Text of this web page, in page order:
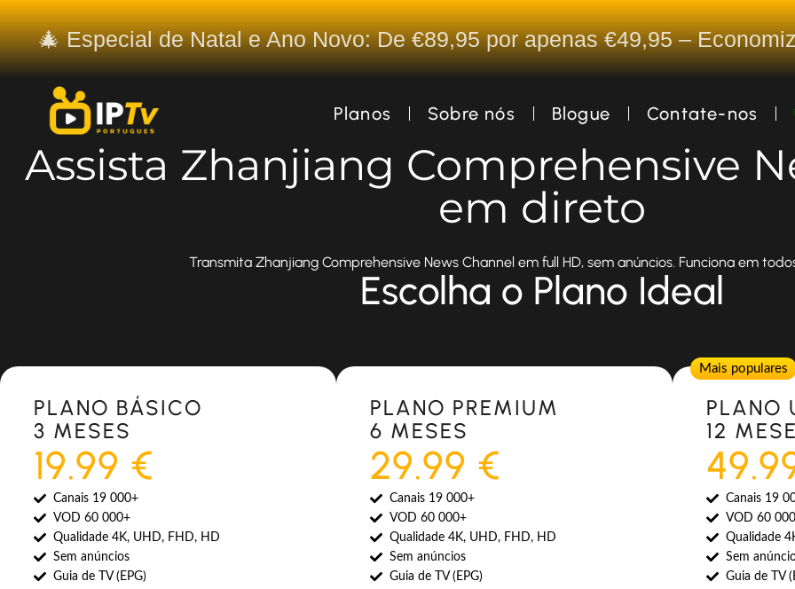
🎄 Especial de Natal e Ano Novo: De €89,95 por apenas €49,95 –
Planos Sobre nós Blogue Contate-nos
Assista Zhanjiang Comprehensive
em direto
Transmita Zhanjiang Comprehensive News Channel em full HD, sem anúncios. Funciona em
Escolha o Plano Ideal
Most Popular
PLANO BÁSICO
3 MESES
19.99 €
Canais 19 000+
VOD 60 000+
Qualidade 4K, UHD, FHD, HD
Sem anúncios
Guia de TV (EPG)
Most Popular
PLANO PREMIUM
6 MESES
29.99 €
Canais 19 000+
VOD 60 000+
Qualidade 4K, UHD, FHD, HD
Sem anúncios
Guia de TV (EPG)
Mais populares
PLANO
12
Canais 19
VOD 60
Qualidade
Sem
Guia de TV